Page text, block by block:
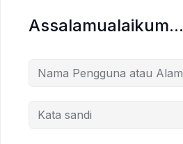
Assalamualaikum...